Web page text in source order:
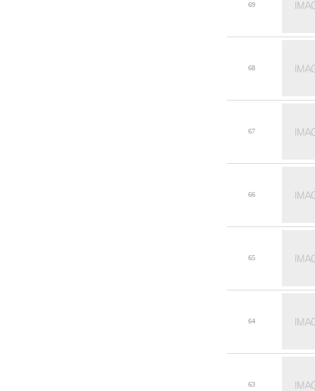
69
68
67
66
65
64
63